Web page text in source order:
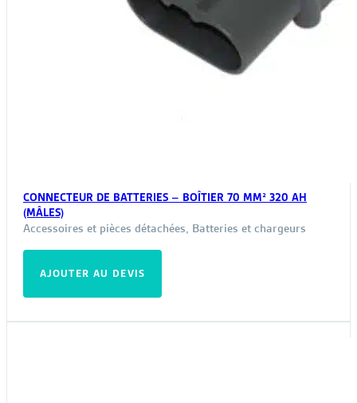
CONNECTEUR DE BATTERIES – BOÎTIER 70 MM² 320 AH
(MÂLES)
Accessoires et pièces détachées, Batteries et chargeurs
AJOUTER AU DEVIS